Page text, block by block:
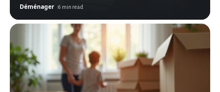
Déménager 6 min read